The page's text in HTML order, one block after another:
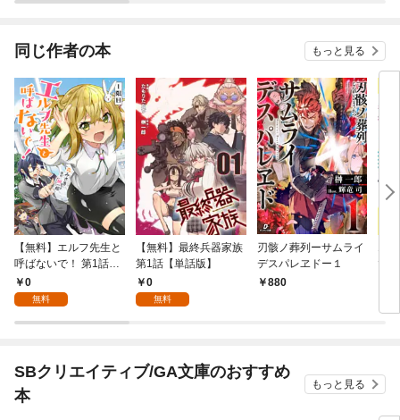
同じ作者の本 もっと見る
【無料】エルフ先生と
呼ばないで！ 第1話
【単話版】
0
無料
【無料】最終兵器家族
第1話【単話版】
0
無料
刃骸ノ葬列ーサムライ
デスパレヱドー１
880
で
SBクリエイティブ/GA文庫のおすすめ
本
もっと見る